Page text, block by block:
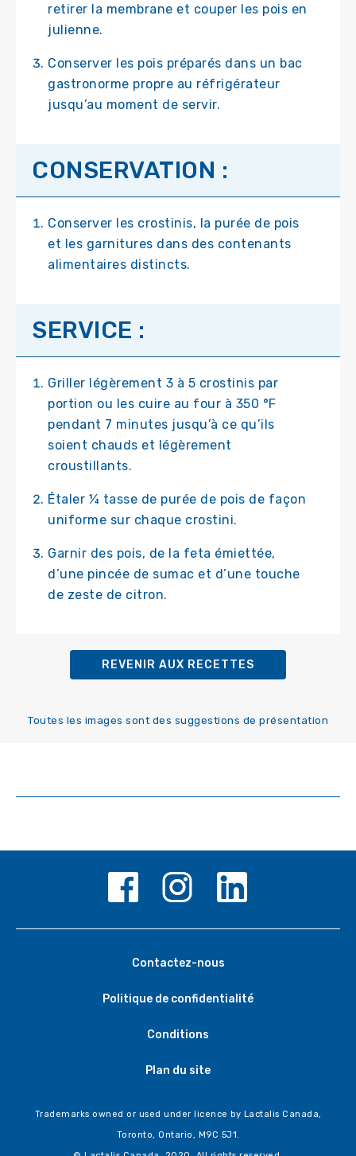
retirer la membrane et couper les pois en
julienne.
Conserver les pois préparés dans un bac
gastronorme propre au réfrigérateur
jusqu’au moment de servir.
CONSERVATION :
Conserver les crostinis, la purée de pois
et les garnitures dans des contenants
alimentaires distincts.
SERVICE :
Griller légèrement 3 à 5 crostinis par
portion ou les cuire au four à 350 °F
pendant 7 minutes jusqu’à ce qu’ils
soient chauds et légèrement
croustillants.
Étaler ¼ tasse de purée de pois de façon
uniforme sur chaque crostini.
Garnir des pois, de la feta émiettée,
d’une pincée de sumac et d’une touche
de zeste de citron.
REVENIR AUX RECETTES
Toutes les images sont des suggestions de présentation
Contactez-nous
Politique de confidentialité
Conditions
Plan du site
Trademarks owned or used under licence by Lactalis Canada,
Toronto, Ontario, M9C 5J1.